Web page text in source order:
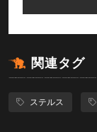
関連タグ
ステルス